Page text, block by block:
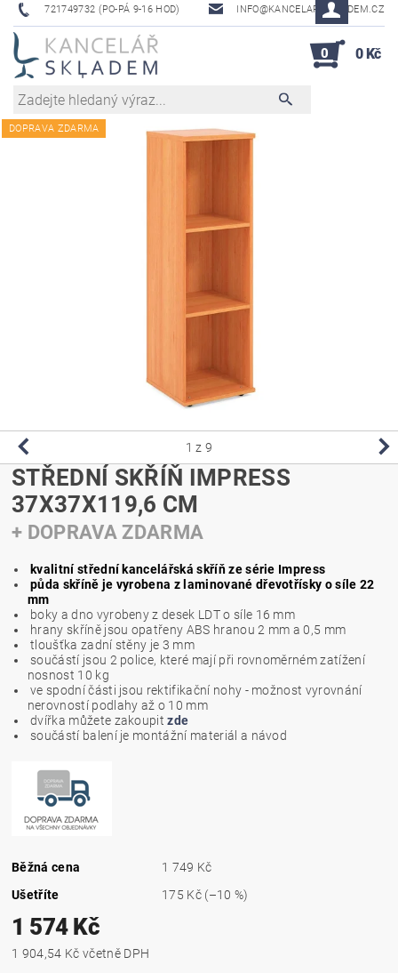
721749732 (PO-PÁ 9-16 HOD) INFO@KANCELAR-SKLADEM.CZ
0 0 Kč
DOPRAVA ZDARMA
1 z 9
STŘEDNÍ SKŘÍŇ IMPRESS
37X37X119,6 CM
+ DOPRAVA ZDARMA
kvalitní střední kancelářská skříň ze série Impress
půda skříně je vyrobena z laminované dřevotřísky o síle 22
mm
boky a dno vyrobeny z desek LDT o síle 16 mm
hrany skříně jsou opatřeny ABS hranou 2 mm a 0,5 mm
tloušťka zadní stěny je 3 mm
součástí jsou 2 police, které mají při rovnoměrném zatížení
nosnost 10 kg
ve spodní části jsou rektifikační nohy - možnost vyrovnání
nerovností podlahy až o 10 mm
dvířka můžete zakoupitzde
součástí balení je montážní materiál a návod
Běžná cena
1 749 Kč
Ušetříte
175 Kč (–10 %)
1 574 Kč
1 904,54 Kč včetně DPH